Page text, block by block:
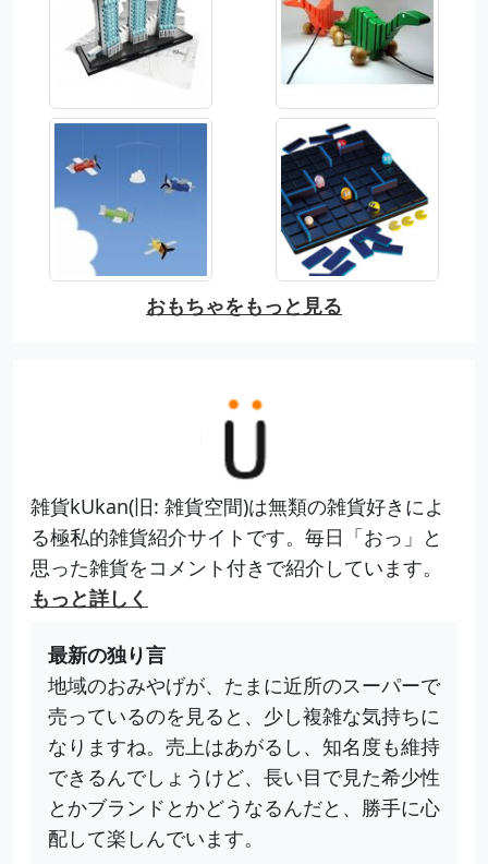
おもちゃをもっと見る
雑貨kUkan(旧: 雑貨空間)は無類の雑貨好きによ
る極私的雑貨紹介サイトです。毎日「おっ」と
思った雑貨をコメント付きで紹介しています。
もっと詳しく
最新の独り言
地域のおみやげが、たまに近所のスーパーで
売っているのを見ると、少し複雑な気持ちに
なりますね。売上はあがるし、知名度も維持
できるんでしょうけど、長い目で見た希少性
とかブランドとかどうなるんだと、勝手に心
配して楽しんでいます。